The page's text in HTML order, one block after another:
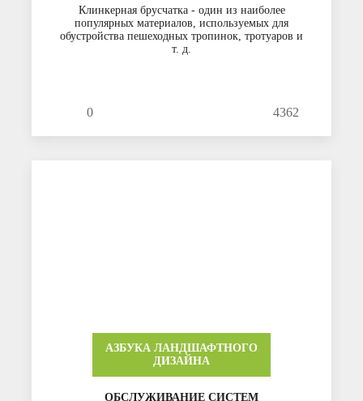
Клинкерная брусчатка - один из наиболее
популярных материалов, используемых для
обустройства пешеходных тропинок, тротуаров и
т. д.
0 4362
АЗБУКА ЛАНДШАФТНОГО
ДИЗАЙНА
ОБСЛУЖИВАНИЕ СИСТЕМ